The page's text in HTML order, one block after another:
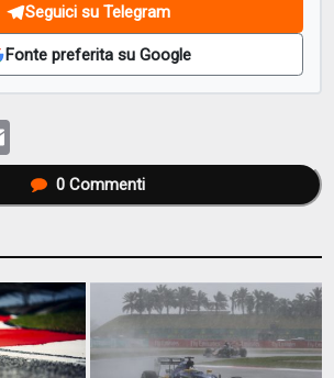
Seguici su Telegram
Fonte preferita su Google
0Commenti